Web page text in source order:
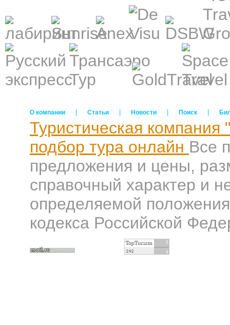
О компании Статьи Новости Поиск
Туристическая компания
подбор тура онлайн Все
предложения и цены,
справочный характер и
определяемой
кодекса Российской